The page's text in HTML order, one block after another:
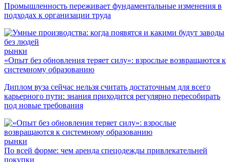
Промышленность переживает фундаментальные изменения в
подходах к организации труда
рынки
«Опыт без обновления теряет силу»: взрослые возвращаются к
системному образованию
Диплом вуза сейчас нельзя считать достаточным для всего
карьерного пути: знания приходится регулярно пересобирать
под новые требования
рынки
По всей форме: чем аренда спецодежды привлекательней
покупки